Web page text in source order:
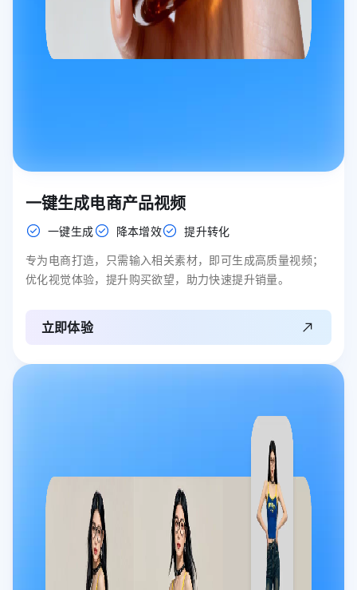
一键生成电商产品视频
一键生成 降本增效
提升转化
专为电商打造，只需输入相关素材，即可生成高质量视频；
优化视觉体验，提升购买欲望，助力快速提升销量。
立即体验